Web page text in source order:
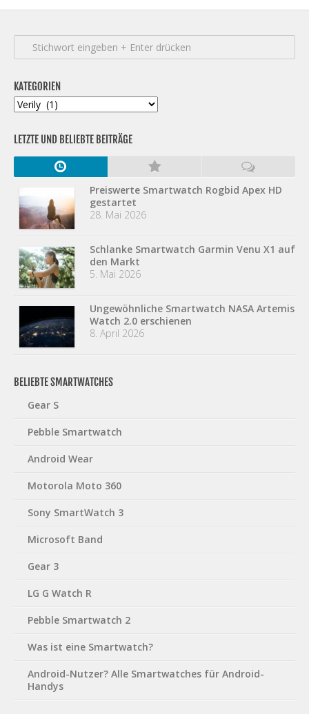
KATEGORIEN
Kategorien
LETZTE UND BELIEBTE BEITRÄGE
Preiswerte Smartwatch Rogbid Apex HD
gestartet
28. Mai 2026
Schlanke Smartwatch Garmin Venu X1 auf
den Markt
5. Mai 2026
Ungewöhnliche Smartwatch NASA Artemis
Watch 2.0 erschienen
8. April 2026
BELIEBTE SMARTWATCHES
Gear S
Pebble Smartwatch
Android Wear
Motorola Moto 360
Sony SmartWatch 3
Microsoft Band
Gear 3
LG G Watch R
Pebble Smartwatch 2
Was ist eine Smartwatch?
Android-Nutzer? Alle Smartwatches für Android-
Handys